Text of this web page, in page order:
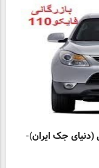
جک ایران)-